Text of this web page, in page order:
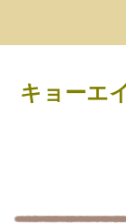
キョーエ